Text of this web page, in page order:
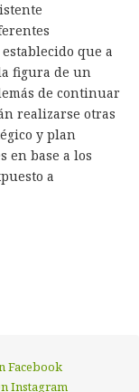
que a
figura de un
de continuar
realizarse otras
y plan
en base a los
a